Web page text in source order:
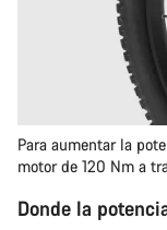
Para aumentar la
motor de 120 Nm a
Donde la